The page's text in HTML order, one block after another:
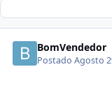
BomVendedor
PostadoAgosto